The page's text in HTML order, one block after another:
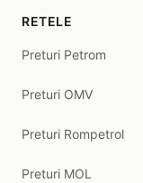
RETELE
Preturi Petrom
Preturi OMV
Preturi Rompetrol
Preturi MOL